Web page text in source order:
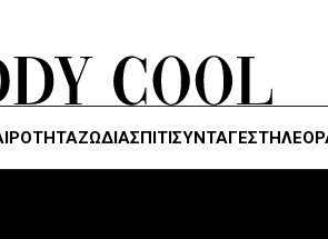
ΖΏΔΙΑΣΠΙΤΙΣΥΝΤΑΓΕΣ